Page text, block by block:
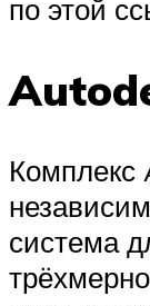
по этой
Комплекс
система